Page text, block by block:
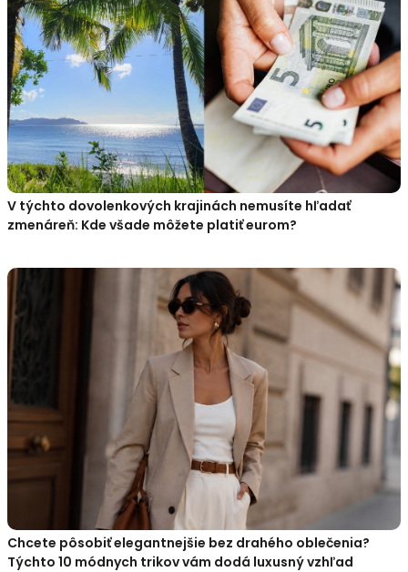
V týchto dovolenkových krajinách nemusíte hľadať
zmenáreň: Kde všade môžete platiť eurom?
Chcete pôsobiť elegantnejšie bez drahého oblečenia?
Týchto 10 módnych trikov vám dodá luxusný vzhľad